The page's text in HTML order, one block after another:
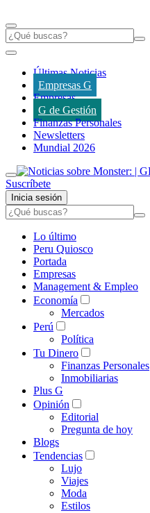
Últimas Noticias
Empresas G
Empresas
G de Gestión
Finanzas Personales
Newsletters
Mundial 2026
Suscríbete
Inicia sesión
Lo último
Peru Quiosco
Portada
Empresas
Management & Empleo
Economía
Mercados
Perú
Política
Tu Dinero
Finanzas Personales
Inmobiliarias
Plus G
Opinión
Editorial
Pregunta de hoy
Blogs
Tendencias
Lujo
Viajes
Moda
Estilos